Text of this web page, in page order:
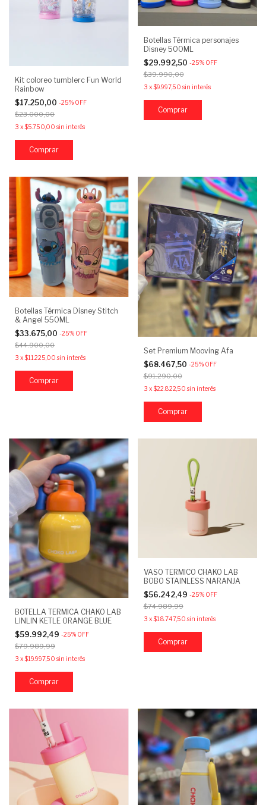
Kit coloreo tumblerc Fun World
Rainbow
$17.250,00 -25% OFF
$23.000,00
3 x$5.750,00 sin interés
Botellas Térmica personajes
Disney 500ML
$29.992,50 -25% OFF
$39.990,00
3 x$9.997,50 sin interés
Comprar
Botellas Térmica Disney Stitch
& Angel 550ML
$33.675,00 -25% OFF
$44.900,00
3 x$11.225,00 sin interés
Comprar
Set Premium Mooving Afa
$68.467,50 -25% OFF
$91.290,00
3 x$22.822,50 sin interés
BOTELLA TERMICA CHAKO LAB
LINLIN KETLE ORANGE BLUE
$59.992,49 -25% OFF
$79.989,99
3 x$19.997,50 sin interés
VASO TERMICO CHAKO LAB
BOBO STAINLESS NARANJA
$56.242,49 -25% OFF
$74.989,99
3 x$18.747,50 sin interés